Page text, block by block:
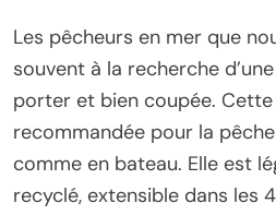
Les pêcheurs en mer que
souvent à la recherche
porter et bien coupée.
recommandée pour la
comme en bateau. Elle est
recyclé, extensible dans les